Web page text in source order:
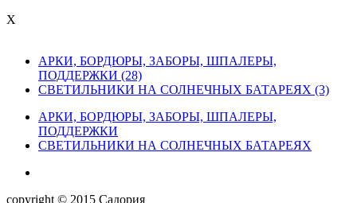
X
АРКИ, БОРДЮРЫ, ЗАБОРЫ, ШПАЛЕРЫ,
ПОДДЕРЖКИ (28)
СВЕТИЛЬНИКИ НА СОЛНЕЧНЫХ БАТАРЕЯХ (3)
АРКИ, БОРДЮРЫ, ЗАБОРЫ, ШПАЛЕРЫ,
ПОДДЕРЖКИ
СВЕТИЛЬНИКИ НА СОЛНЕЧНЫХ БАТАРЕЯХ
copyright © 2015 Садория